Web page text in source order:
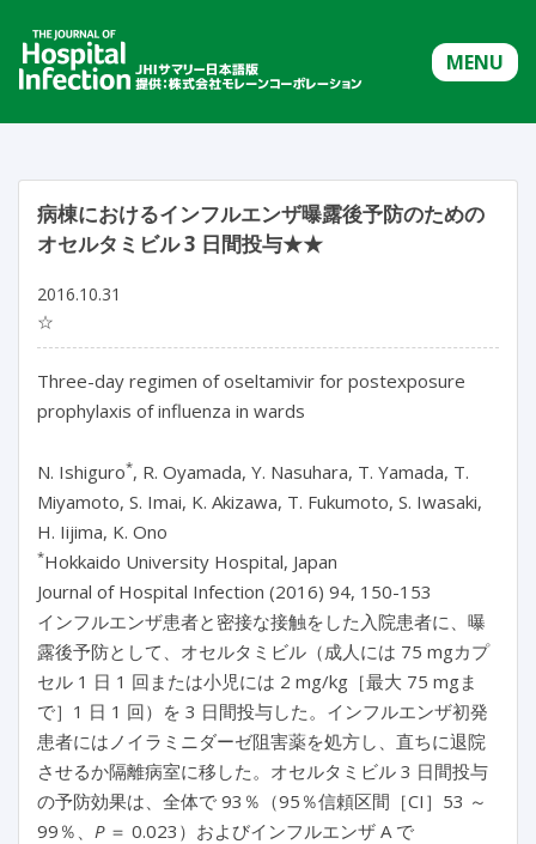
MENU
病棟におけるインフルエンザ曝露後予防のための
オセルタミビル 3 日間投与★★
2016.10.31
☆
Three-day regimen of oseltamivir for postexposure
prophylaxis of influenza in wards
N. Ishiguro*, R. Oyamada, Y. Nasuhara, T. Yamada, T.
Miyamoto, S. Imai, K. Akizawa, T. Fukumoto, S. Iwasaki,
H. Iijima, K. Ono
*Hokkaido University Hospital, Japan
Journal of Hospital Infection (2016) 94, 150-153
インフルエンザ患者と密接な接触をした入院患者に、曝
露後予防として、オセルタミビル（成人には 75 mgカプ
セル 1 日 1 回または小児には 2 mg/kg［最大 75 mgま
で］1 日 1 回）を 3 日間投与した。インフルエンザ初発
患者にはノイラミニダーゼ阻害薬を処方し、直ちに退院
させるか隔離病室に移した。オセルタミビル 3 日間投与
の予防効果は、全体で 93％（95％信頼区間［CI］53 ～
99％、 P＝ 0.023）およびインフルエンザ A で